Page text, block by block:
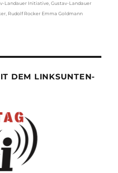
Landauer Initiative ,Gustav-Landauer
Rudolf Rocker Emma Goldmann
DEM LINKSUNTEN-